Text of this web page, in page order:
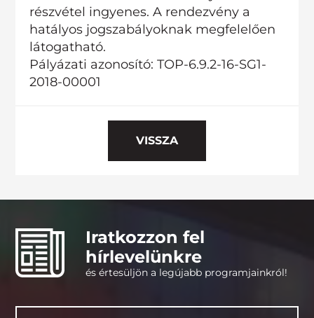
részvétel ingyenes. A rendezvény a
hatályos jogszabályoknak megfelelően
látogatható.
Pályázati azonosító: TOP-6.9.2-16-SG1-
2018-00001
VISSZA
Iratkozzon fel
hírlevelünkre
és értesüljön a legújabb programjainkról!